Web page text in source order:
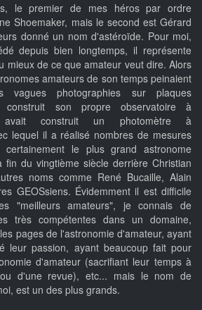
le premier de mes héros par ordre
Shoemaker, mais le second est Gérard
donné un nom d'astéroïde. Pour moi,
depuis bien longtemps, il représente
mieux de ce que amateur veut dire. Alors
amateurs de son temps peinaient
vagues photographies sur plaques
construit son propre observatoire à
avait construit un photomètre à
lequel il a réalisé nombres de mesures
certainement le plus grand astronome
du vingtième siècle derrière Christian
noms comme René Bucaille, Alain
GEOSsiens. Évidemment il est difficile
"meilleurs amateurs", je connais de
très compétentes dans un domaine,
pages de l'astronomie d'amateur, ayant
leur passion, ayant beaucoup fait pour
d'amateur (sacrifiant leur temps à
d'une revue), etc... mais le nom de
est un des plus grands.